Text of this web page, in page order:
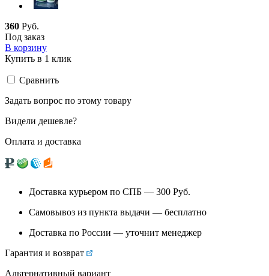
360 Руб.
Под заказ
В корзину
Купить в 1 клик
Сравнить
Задать вопрос по этому товару
Видели дешевле?
Оплата и доставка
Доставка курьером по СПБ — 300 Руб.
Самовывоз из пункта выдачи — бесплатно
Доставка по России — уточнит менеджер
Гарантия и возврат
Альтернативный вариант